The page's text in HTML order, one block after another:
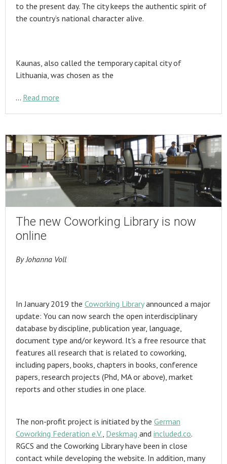
to the present day. The city keeps the authentic spirit of
the country‘s national character alive.
Kaunas, also called the temporary capital city of
Lithuania, was chosen as the
… Read more
The new Coworking Library is now
online
By Johanna Voll
In January 2019 the Coworking Libraryannounced a major
update: You can now search the open interdisciplinary
database by discipline, publication year, language,
document type and/or keyword. It's a free resource that
features all research that is related to coworking,
including papers, books, chapters in books, conference
papers, research projects (Phd, MA or above), market
reports and other studies in one place.
The non-profit project is initiated by the German
Coworking Federation e.V. Deskmag and included.co.
RGCS and the Coworking Library have been in close
contact while developing the website. In addition, many